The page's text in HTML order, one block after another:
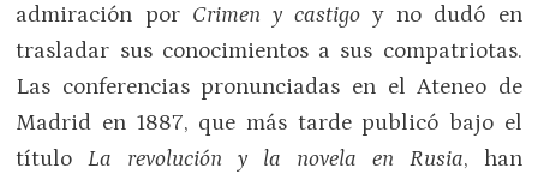
admiración por Crimen y castigo y no dudó en
trasladar sus conocimientos a sus compatriotas.
Las conferencias pronunciadas en el Ateneo de
Madrid en 1887, que más tarde publicó bajo el
títuloLa revolución y la novela en Rusia, han